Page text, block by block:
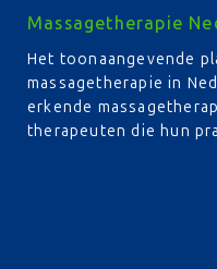
Massagetherapie
Het toonaangevende
massagetherapie in
erkende
therapeuten die hun